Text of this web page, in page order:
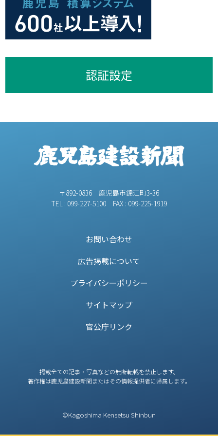
認証設定
〒892-0836 鹿児島市錦江町3-36
TEL : 099-227-5100 FAX : 099-225-1919
お問い合わせ
広告掲載について
プライバシーポリシー
サイトマップ
官公庁リンク
掲載全ての記事・写真などの無断転載を禁止します。
著作権は鹿児島建設新聞またはその情報提供者に帰属します。
©Kagoshima Kensetsu Shinbun